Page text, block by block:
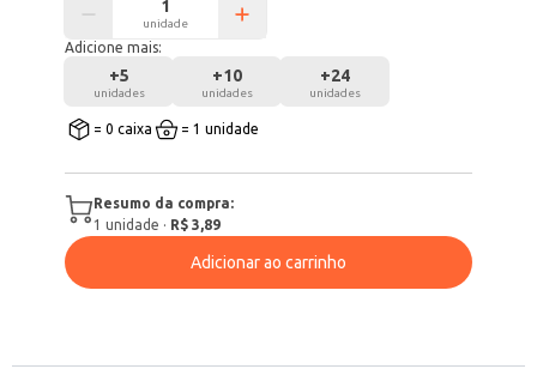
unidade
Adicione mais:
+5
unidades
+10
unidades
+24
unidades
= 0 caixa = 1 unidade
Resumo da compra:
1 unidade · R$ 3,89
Adicionar ao carrinho